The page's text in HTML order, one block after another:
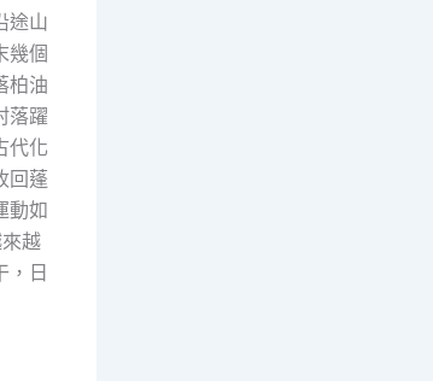
途山
幾個
柏油
落躍
代化
回蓬
動如
越
，日